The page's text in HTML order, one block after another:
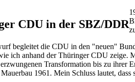
CDU in der SBZ/DDR
begleitet die CDU in den "neuen"
ich anhand der Thüringer CDU zeige.
Transformation bis zu ihrer
1961. Mein Schluss lautet,